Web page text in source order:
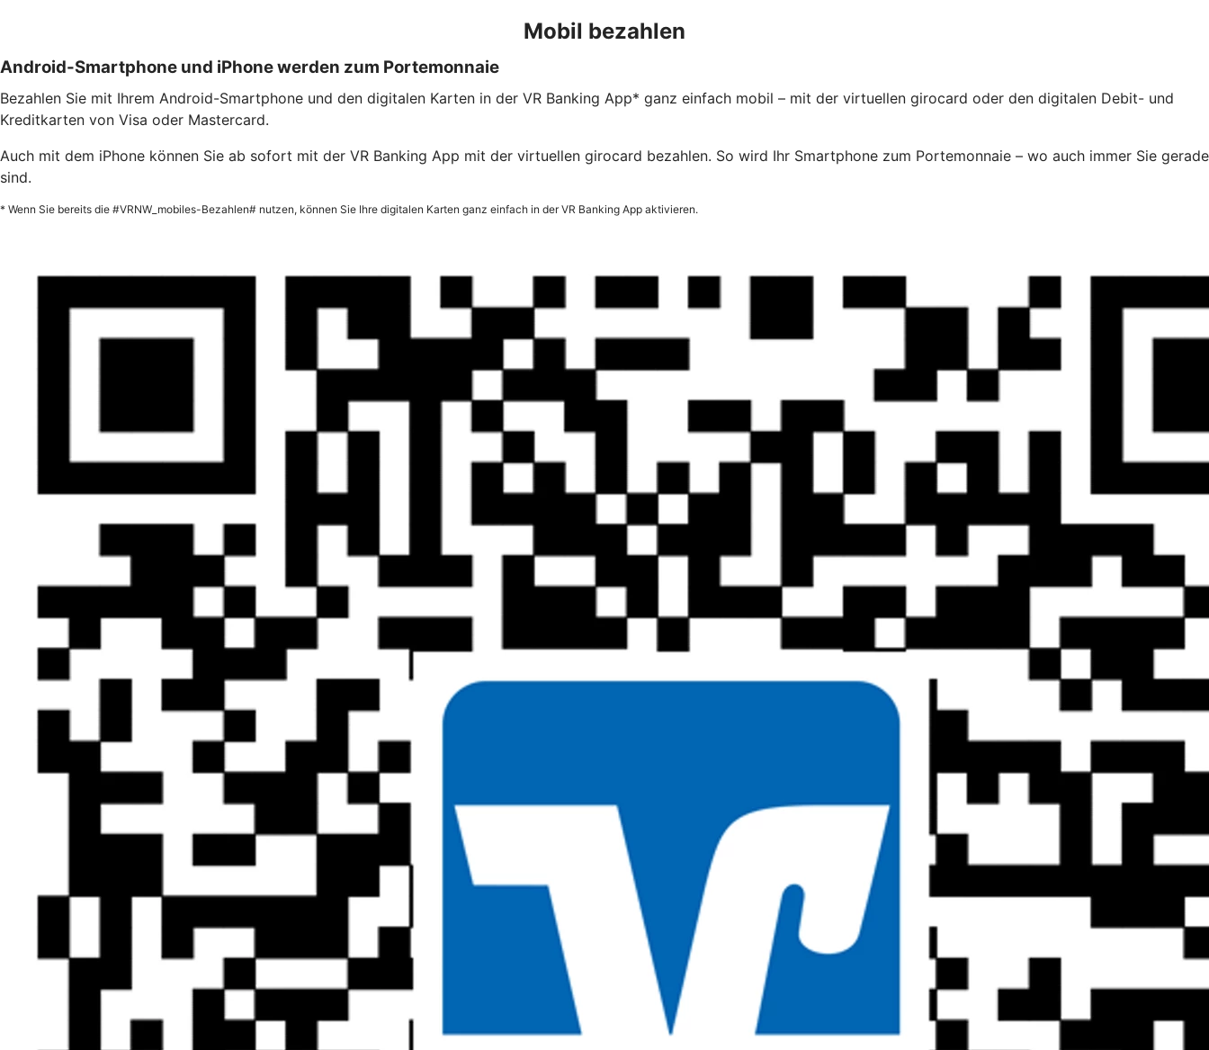
Mobil bezahlen
Android-Smartphone und iPhone werden zum Portemonnaie
Bezahlen Sie mit Ihrem Android-Smartphone und den digitalen Karten in der VR Banking App* ganz einfach mobil – mit der virtuellen girocard oder den digitalen Debit- und
Kreditkarten von Visa oder Mastercard.
Auch mit dem iPhone können Sie ab sofort mit der VR Banking App mit der virtuellen girocard bezahlen. So wird Ihr Smartphone zum Portemonnaie – wo auch immer Sie gerade
sind.
* Wenn Sie bereits die #VRNW_mobiles-Bezahlen# nutzen, können Sie Ihre digitalen Karten ganz einfach in der VR Banking App aktivieren.